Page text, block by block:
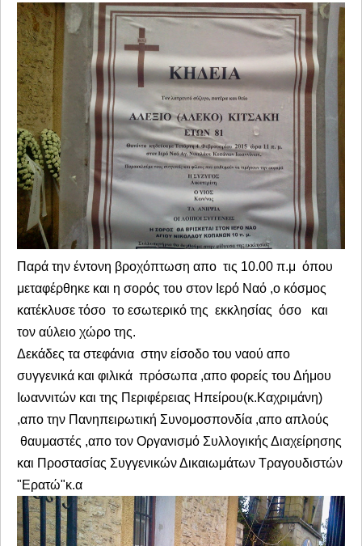
Παρά την έντονη βροχόπτωση απο τις 10.00 π.μ όπου
μεταφέρθηκε και η σορός του στον Ιερό Ναό ,ο κόσμος
κατέκλυσε τόσο το εσωτερικό της εκκλησίας όσο και
τον αύλειο χώρο της.
Δεκάδες τα στεφάνια στην είσοδο του ναού απο
συγγενικά και φιλικά πρόσωπα ,απο φορείς του Δήμου
Ιωαννιτών και της Περιφέρειας Ηπείρου(κ.Καχριμάνη)
,απο την Πανηπειρωτική Συνομοσπονδία ,απο απλούς
θαυμαστές ,απο τον Οργανισμό Συλλογικής Διαχείρησης
και Προστασίας Συγγενικών Δικαιωμάτων Τραγουδιστών
"Ερατώ"κ.α